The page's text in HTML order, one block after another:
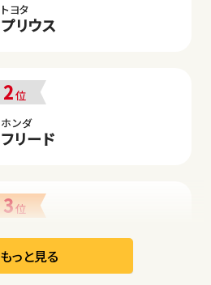
トヨタ
プリウス
2位
ホンダ
フリード
3位
日産
リーフ
もっと見る